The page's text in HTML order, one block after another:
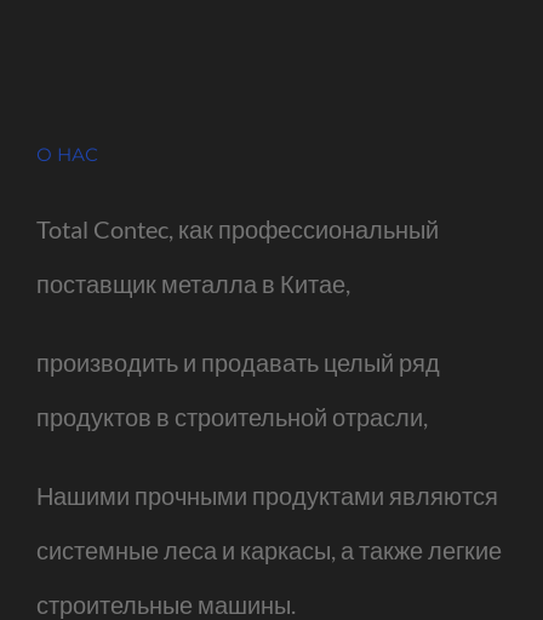
О НАС
Total Contec, как профессиональный
поставщик металла в Китае,
производить и продавать целый ряд
продуктов в строительной отрасли,
Нашими прочными продуктами являются
системные леса и каркасы, а также легкие
строительные машины.